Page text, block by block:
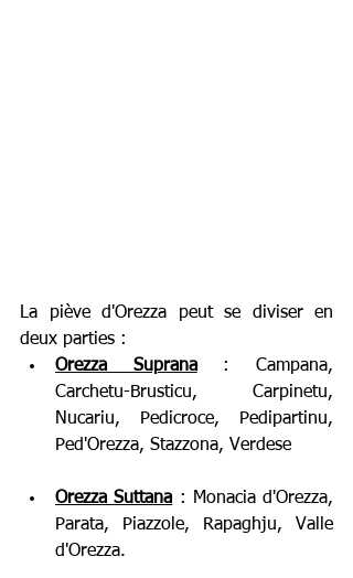
La piève d'Orezza peut se diviser en
deux parties :
Orezza Suprana
: Campana,
Carchetu-Brusticu, Carpinetu,
Nucariu, Pedicroce, Pedipartinu,
Ped'Orezza, Stazzona, Verdese
Orezza Suttana : Monacia d'Orezza,
Parata, Piazzole, Rapaghju, Valle
d'Orezza.